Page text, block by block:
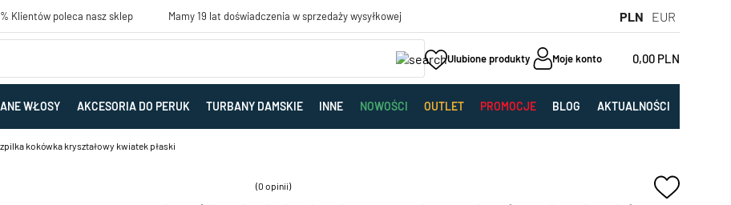
Klientów poleca nasz sklep Mamy 19 lat doświadczenia w sprzedaży wysyłkowej PLN EUR
Ulubione produkty Moje konto 0,00 PLN
WŁOSY AKCESORIA DO PERUK TURBANY DAMSKIE INNE NOWOŚCI OUTLET PROMOCJE BLOG AKTUALNOŚCI
kokówka kryształowy kwiatek płaski
(0 opinii)